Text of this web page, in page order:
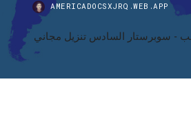
AMERICADOCSXJRQ.WEB.APP
- سوبرستار السادس تنزيل مجاني